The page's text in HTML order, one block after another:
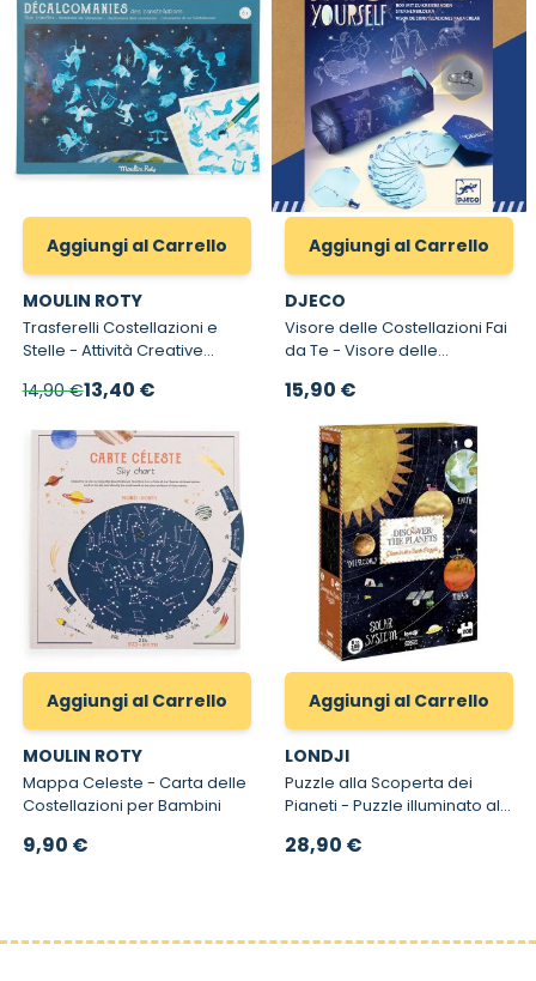
Aggiungi al Carrello
MOULIN ROTY
Trasferelli Costellazioni e
Stelle - Attività Creative
14,90 €Prezzo speciale
13,40 €
Aggiungi al Carrello
DJECO
Visore delle Costellazioni Fai
da Te - Visore delle
15,90 €
Aggiungi al Carrello
MOULIN ROTY
Mappa Celeste - Carta delle
Costellazioni per Bambini
9,90 €
Aggiungi al Carrello
LONDJI
Puzzle alla Scoperta dei
Pianeti - Puzzle illuminato al
28,90 €